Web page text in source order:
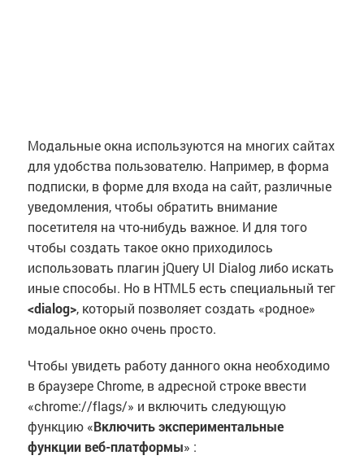
Модальные окна используются на многих сайтах
для удобства пользователю. Например, в форма
подписки, в форме для входа на сайт, различные
уведомления, чтобы обратить внимание
посетителя на что-нибудь важное. И для того
чтобы создать такое окно приходилось
использовать плагин jQuery UI Dialog либо искать
иные способы. Но в HTML5 есть специальный тег
<dialog>, который позволяет создать «родное»
модальное окно очень просто.
Чтобы увидеть работу данного окна необходимо
в браузере Chrome, в адресной строке ввести
«chrome://flags/» и включить следующую
функцию «Включить экспериментальные
функции веб-платформы» :